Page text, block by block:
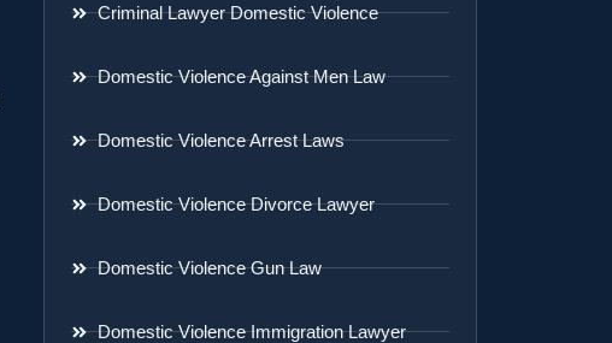
Criminal Lawyer Domestic Violence
Domestic Violence Against Men Law
Domestic Violence Arrest Laws
Domestic Violence Divorce Lawyer
Domestic Violence Gun Law
Domestic Violence Immigration Lawyer